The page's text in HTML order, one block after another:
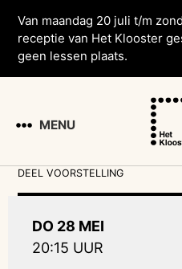
Van maandag 20 juli t/m
receptie van Het Klooster
geen lessen plaats.
MENU
DEEL VOORSTELLING
DO 28 MEI
20:15 UUR